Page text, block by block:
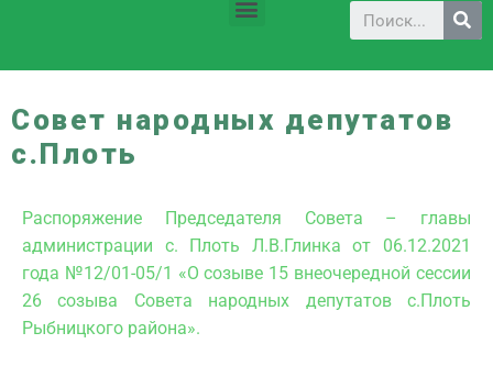
Совет народных депутатов
с.Плоть
Распоряжение Председателя Совета – главы
администрации с. Плоть Л.В.Глинка от 06.12.2021
года №12/01-05/1 «О созыве 15 внеочередной сессии
26 созыва Совета народных депутатов с.Плоть
Рыбницкого района».